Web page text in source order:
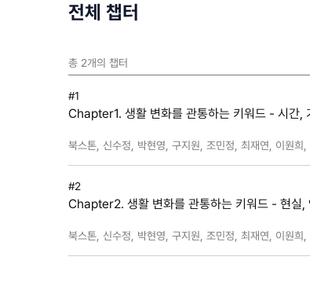
전체 챕터
총 2개의 챕터
#1
Chapter1. 생활 변화를 관통하는 키워드 - 시간,
북스톤, 신수정, 박현영, 구지원, 조민정, 최재연, 이원희,
#2
Chapter2. 생활 변화를 관통하는 키워드 - 현실,
북스톤, 신수정, 박현영, 구지원, 조민정, 최재연, 이원희,